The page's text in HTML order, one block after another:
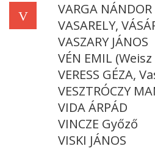
V
VARGA NÁNDOR
VASARELY,
VASZARY JÁNOS
VÉN EMIL
VERESS GÉZA,
VESZTRÓCZY
VIDA ÁRPÁD
VINCZE Győző
VISKI JÁNOS